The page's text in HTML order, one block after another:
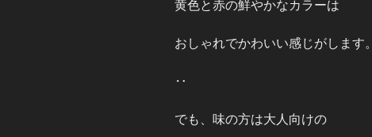
黄色と赤の鮮やかなカラーは
おしゃれでかわいい感じがします。
‥
でも、味の方は大人向けの